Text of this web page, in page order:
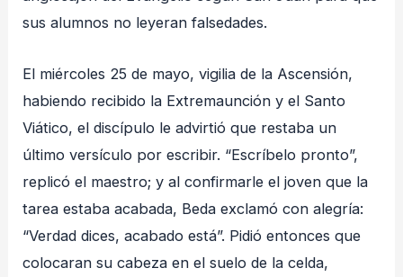
sus alumnos no leyeran falsedades.
El miércoles 25 de mayo, vigilia de la Ascensión,
habiendo recibido la Extremaunción y el Santo
Viático, el discípulo le advirtió que restaba un
último versículo por escribir. “Escríbelo pronto”,
replicó el maestro; y al confirmarle el joven que la
tarea estaba acabada, Beda exclamó con alegría:
“Verdad dices, acabado está”. Pidió entonces que
colocaran su cabeza en el suelo de la celda,